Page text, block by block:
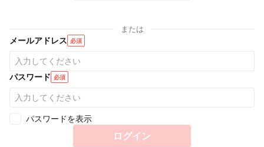
または
メールアドレス 必須
パスワード 必須
パスワードを表示
ログイン